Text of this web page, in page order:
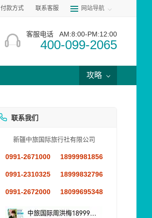
付款方式 联系客服 网站导航
客服电话 AM:8:00-PM:12:00
400-099-2065
攻略
联系我们
新疆中旅国际旅行社有限公司
0991-2671000 18999981856
0991-2310325 18999832796
0991-2672000 18099695348